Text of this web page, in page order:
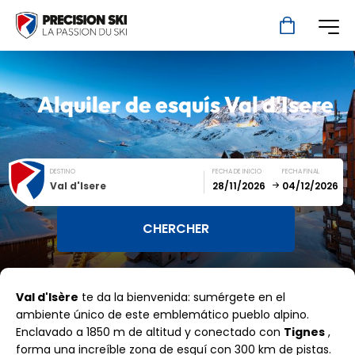
Alquiler de esquísVal d'Isere
DESTINO
Val d'Isere
FECHA DE INICIO FECHA FINAL
SUN MON TUE WED THU FRI SAT
1 2 3 4 5
Val d'Isère te da la bienvenida: sumérgete en el
ambiente único de este emblemático pueblo alpino.
Enclavado a 1850 m de altitud y conectado con Tignes ,
forma una increíble zona de esquí con 300 km de pistas.